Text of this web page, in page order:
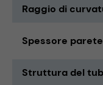
Raggio di
Spessore
Struttura del